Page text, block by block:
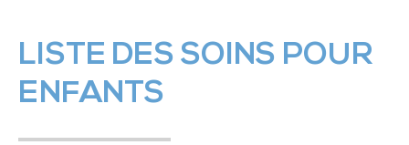
LISTE DES SOINS POUR
ENFANTS